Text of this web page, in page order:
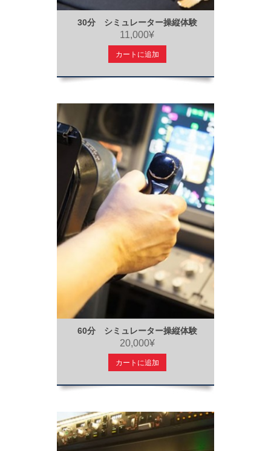
30分 シミュレーター操縦体験
11,000¥
カートに追加
60分 シミュレーター操縦体験
20,000¥
カートに追加